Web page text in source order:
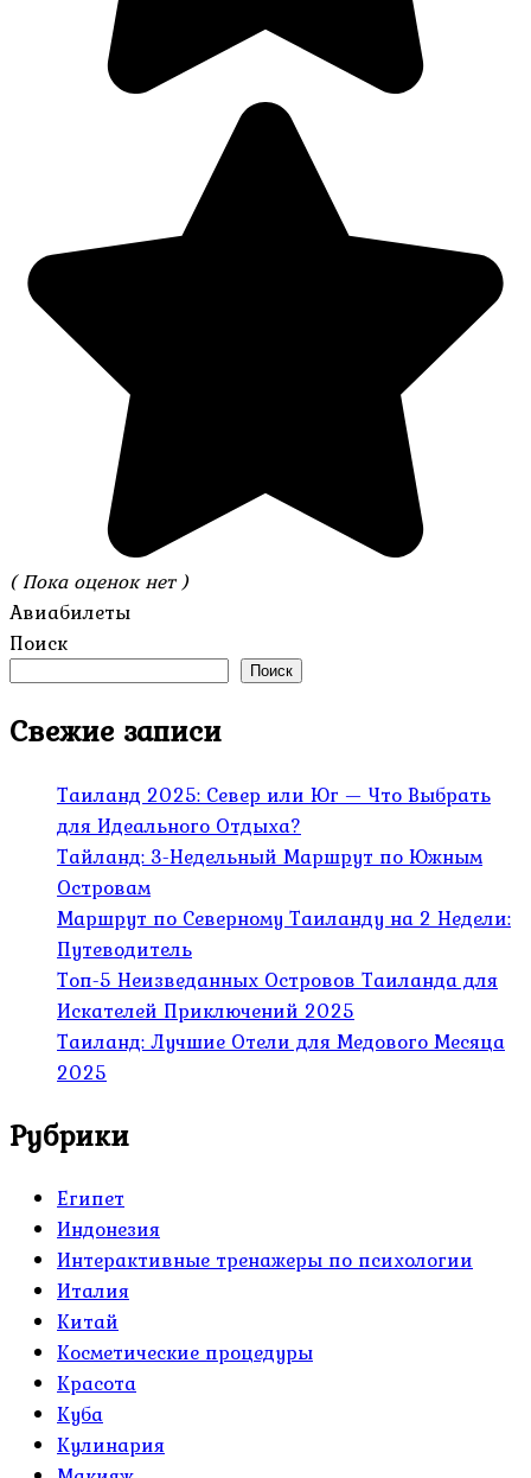
( Пока оценок нет )
Авиабилеты
Поиск
Поиск
Свежие записи
Таиланд 2025: Север или Юг — Что Выбрать
для Идеального Отдыха?
Тайланд: 3-Недельный Маршрут по Южным
Островам
Маршрут по Северному Таиланду на 2 Недели:
Путеводитель
Топ-5 Неизведанных Островов Таиланда для
Искателей Приключений 2025
Таиланд: Лучшие Отели для Медового Месяца
2025
Рубрики
Египет
Индонезия
Интерактивные тренажеры по психологии
Италия
Китай
Косметические процедуры
Красота
Куба
Кулинария